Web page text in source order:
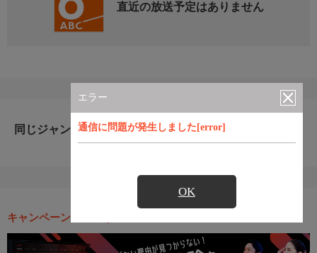
エラー
通信に問題が発生しました[error]
OK
直近の放送予定はありません
同じジャンルのおすすめ番組
キャンペーン・お得な情報